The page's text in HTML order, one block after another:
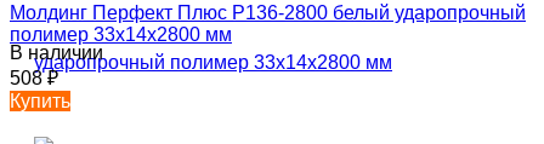
Молдинг Перфект Плюс P136-2800 белый ударопрочный
полимер 33х14х2800 мм
В наличии
508₽
Купить